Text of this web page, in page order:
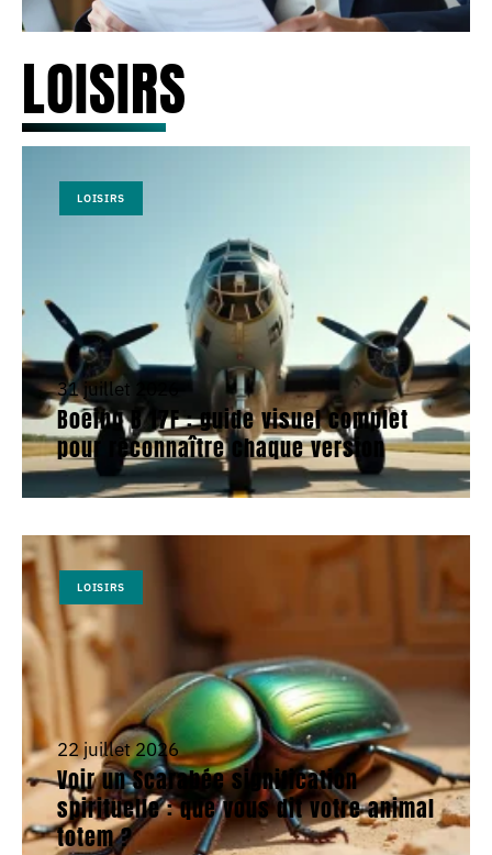
LOISIRS
LOISIRS
31 juillet 2026
Boeing B 17F : guide visuel complet
pour reconnaître chaque version
LOISIRS
22 juillet 2026
Voir un Scarabée signification
spirituelle : que vous dit votre animal
totem ?